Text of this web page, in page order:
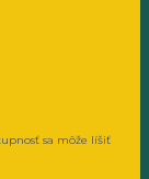
sa môže líšiť